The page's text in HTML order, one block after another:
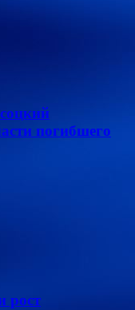
погибшего
рост